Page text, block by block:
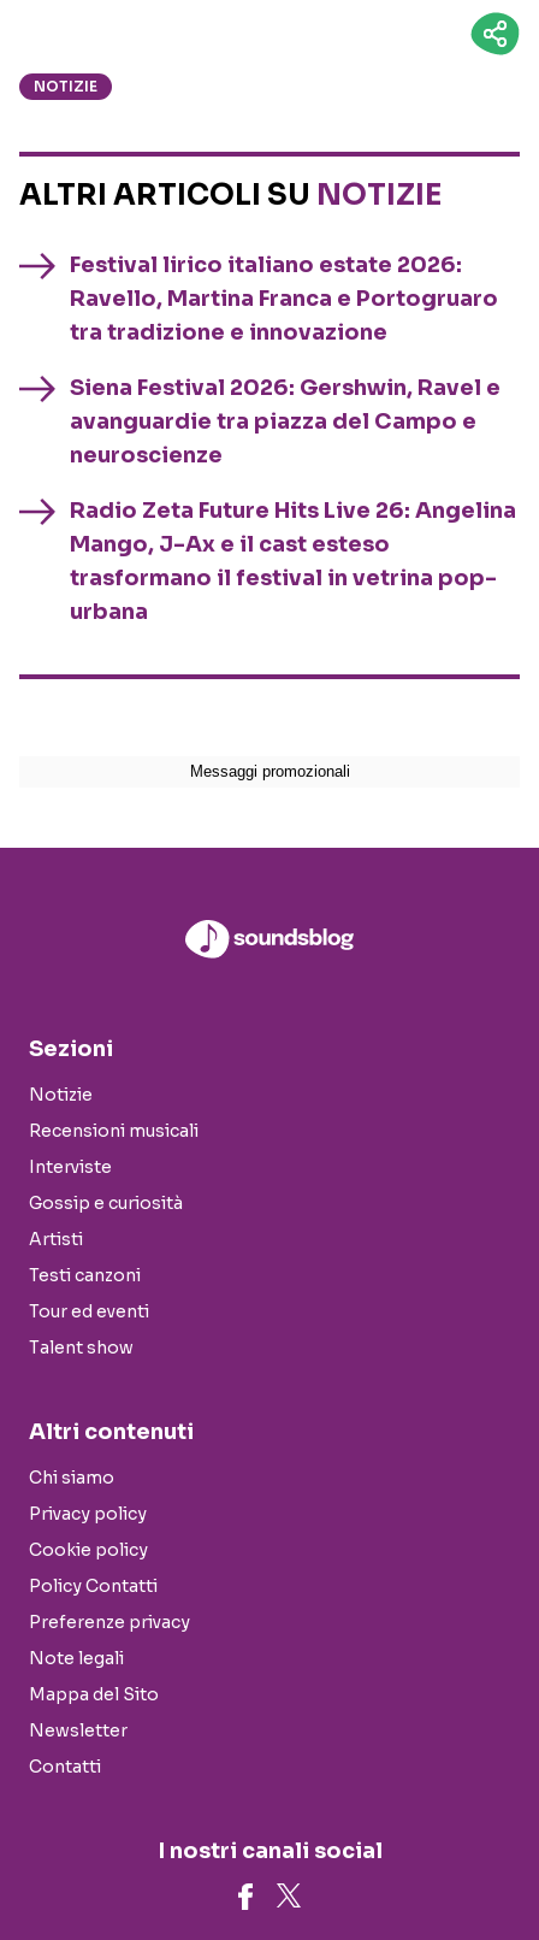
NOTIZIE
ALTRI ARTICOLI SU NOTIZIE
Festival lirico italiano estate 2026:
Ravello, Martina Franca e Portogruaro
tra tradizione e innovazione
Siena Festival 2026: Gershwin, Ravel e
avanguardie tra piazza del Campo e
neuroscienze
Radio Zeta Future Hits Live 26: Angelina
Mango, J-Ax e il cast esteso
trasformano il festival in vetrina pop-
urbana
Sezioni
Notizie
Recensioni musicali
Interviste
Gossip e curiosità
Artisti
Testi canzoni
Tour ed eventi
Talent show
Altri contenuti
Chi siamo
Privacy policy
Cookie policy
Policy Contatti
Preferenze privacy
Note legali
Mappa del Sito
Newsletter
Contatti
I nostri canali social